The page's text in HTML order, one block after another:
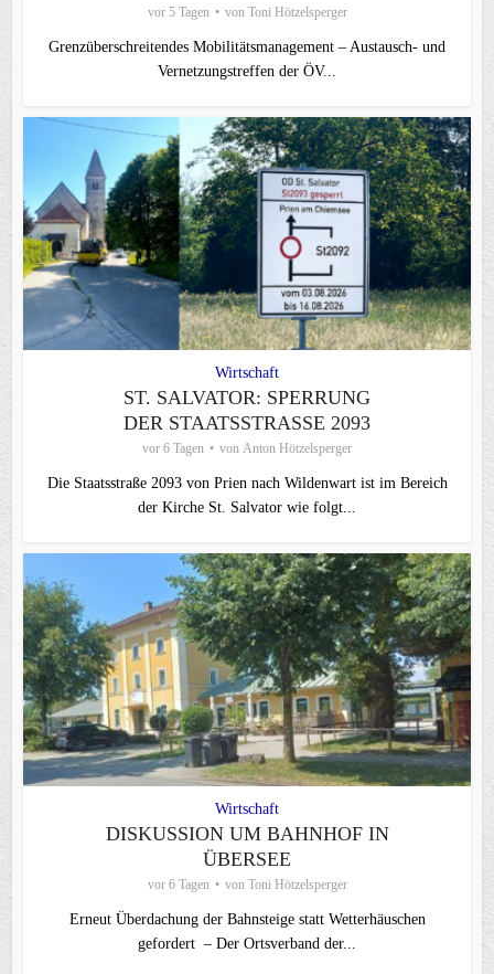
vor 5 Tagen von Toni Hötzelsperger
Grenzüberschreitendes Mobilitätsmanagement – Austausch- und
Vernetzungstreffen der ÖV...
Wirtschaft
ST. SALVATOR: SPERRUNG
DER STAATSSTRASSE 2093
vor 6 Tagen von Anton Hötzelsperger
Die Staatsstraße 2093 von Prien nach Wildenwart ist im Bereich
der Kirche St. Salvator wie folgt...
Wirtschaft
DISKUSSION UM BAHNHOF IN
ÜBERSEE
vor 6 Tagen von Toni Hötzelsperger
Erneut Überdachung der Bahnsteige statt Wetterhäuschen
gefordert – Der Ortsverband der...